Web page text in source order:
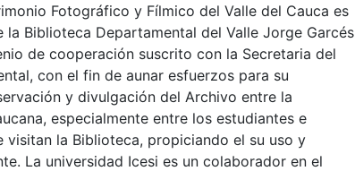
Fotográfico y Fílmico del Valle del Cauca es
la Biblioteca Departamental del Valle Jorge Garcés
de cooperación suscrito con la Secretaria del
con el fin de aunar esfuerzos para su
y divulgación del Archivo entre la
especialmente entre los estudiantes e
visitan la Biblioteca, propiciando el su uso y
La universidad Icesi es un colaborador en el